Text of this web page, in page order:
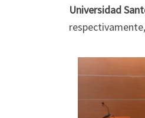
Universidad